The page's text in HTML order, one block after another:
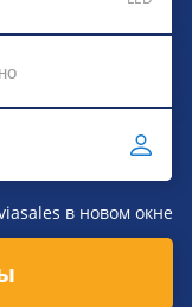
в новом окне